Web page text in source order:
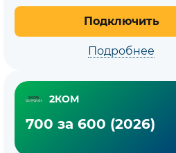
Подключить
Подробнее
2КОМ
700 за 600 (2026)